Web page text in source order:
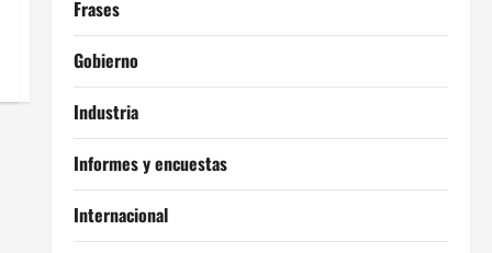
Frases
Gobierno
Industria
Informes y encuestas
Internacional